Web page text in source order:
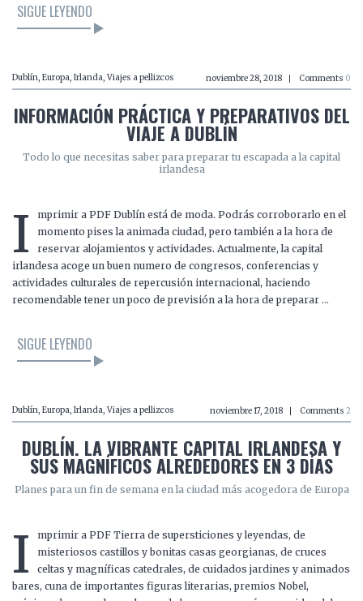
SIGUE LEYENDO
Dublín Europa Irlanda Viajes a pellizcos noviembre 28, 2018 Comments 0
INFORMACIÓN PRÁCTICA Y PREPARATIVOS DEL
VIAJE A DUBLÍN
Todo lo que necesitas saber para preparar tu escapada a la capital
irlandesa
I
mprimir a PDF Dublín está de moda. Podrás corroborarlo en el
momento pises la animada ciudad, pero también a la hora de
reservar alojamientos y actividades. Actualmente, la capital
irlandesa acoge un buen numero de congresos, conferencias y
actividades culturales de repercusión internacional, haciendo
recomendable tener un poco de previsión a la hora de preparar …
SIGUE LEYENDO
Dublín Europa Irlanda Viajes a pellizcos noviembre 17, 2018 Comments 2
DUBLÍN. LA VIBRANTE CAPITAL IRLANDESA Y
SUS MAGNÍFICOS ALREDEDORES EN 3 DÍAS
Planes para un fin de semana en la ciudad más acogedora de Europa
I
mprimir a PDF Tierra de supersticiones y leyendas, de
misteriosos castillos y bonitas casas georgianas, de cruces
celtas y magníficas catedrales, de cuidados jardines y animados
bares, cuna de importantes figuras literarias, premios Nobel,